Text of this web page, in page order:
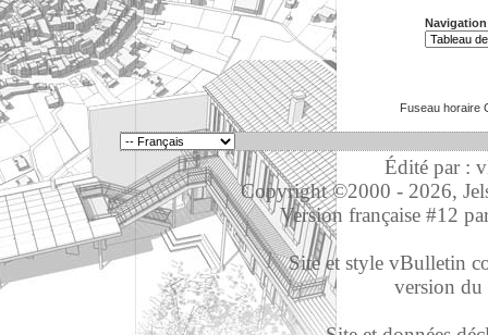
Fuseau horaire
Édité par :
Copyright ©2000 - 2026,
Version française #12
Site et style vBulletin
version